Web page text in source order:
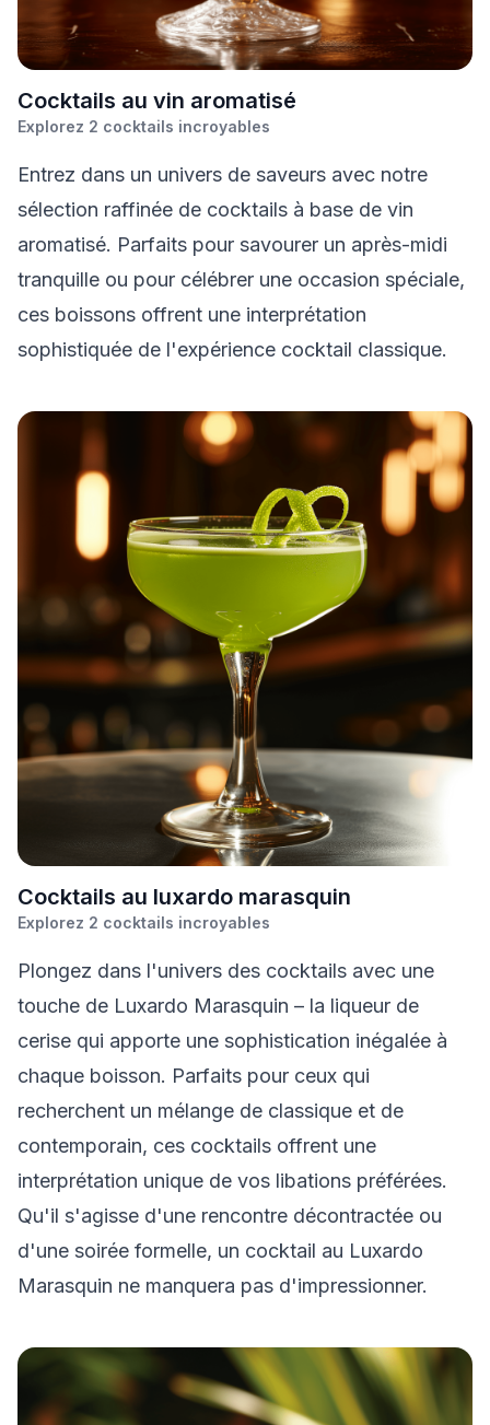
Cocktails au vin aromatisé
Explorez 2 cocktails incroyables
Entrez dans un univers de saveurs avec notre
sélection raffinée de cocktails à base de vin
aromatisé. Parfaits pour savourer un après-midi
tranquille ou pour célébrer une occasion spéciale,
ces boissons offrent une interprétation
sophistiquée de l'expérience cocktail classique.
Cocktails au luxardo marasquin
Explorez 2 cocktails incroyables
Plongez dans l'univers des cocktails avec une
touche de Luxardo Marasquin – la liqueur de
cerise qui apporte une sophistication inégalée à
chaque boisson. Parfaits pour ceux qui
recherchent un mélange de classique et de
contemporain, ces cocktails offrent une
interprétation unique de vos libations préférées.
Qu'il s'agisse d'une rencontre décontractée ou
d'une soirée formelle, un cocktail au Luxardo
Marasquin ne manquera pas d'impressionner.